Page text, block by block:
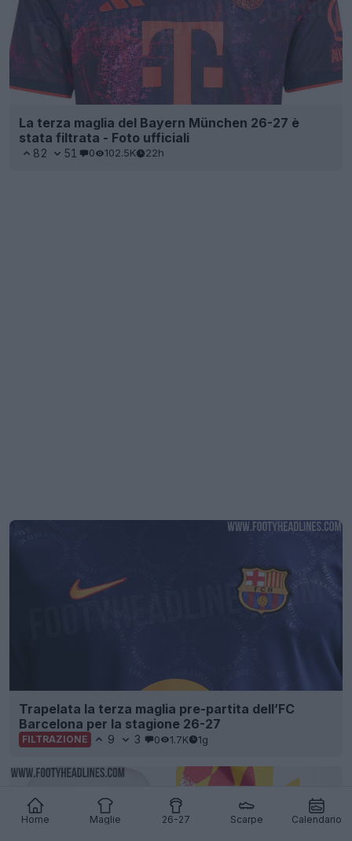
Home Maglie 26-27 Scarpe Calendario
La terza maglia del Bayern München 26-27 è
stata filtrata - Foto ufficiali
82 51 0 102.5K 22h
Trapelata la terza maglia pre-partita dell’FC
Barcelona per la stagione 26-27
FILTRAZIONE 9 3 0 1.7K 1g